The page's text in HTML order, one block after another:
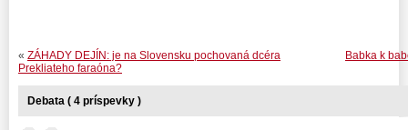
Babka k
« ZÁHADY DEJÍN: je na Slovensku pochovaná dcéra
Prekliateho faraóna?
Debata ( 4 príspevky )